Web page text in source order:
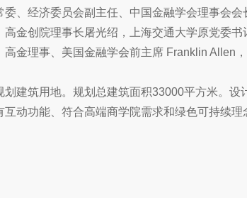
、经济委员会副主任、中国金融学会理事会会
金创院理事长屠光绍，上海交通大学原党委书
金理事、美国金融学会前主席 Franklin Allen
建筑用地。规划总建筑面积33000平方米。设
动功能、符合高端商学院需求和绿色可持续理